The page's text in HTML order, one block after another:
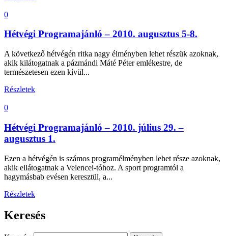
0
Hétvégi Programajánló – 2010. augusztus 5-8.
A következő hétvégén ritka nagy élményben lehet részük azoknak,
akik kilátogatnak a pázmándi Máté Péter emlékestre, de
természetesen ezen kívül...
Részletek
0
Hétvégi Programajánló – 2010. július 29. –
augusztus 1.
Ezen a hétvégén is számos programélményben lehet része azoknak,
akik ellátogatnak a Velencei-tóhoz. A sport programtól a
hagymásbab evésen keresztül, a...
Részletek
Keresés